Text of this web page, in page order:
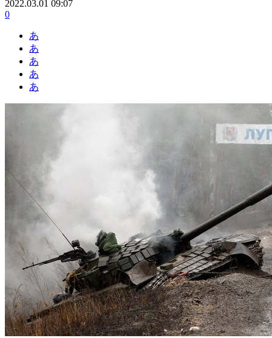
2022.03.01 09:07
0
あ
あ
あ
あ
あ